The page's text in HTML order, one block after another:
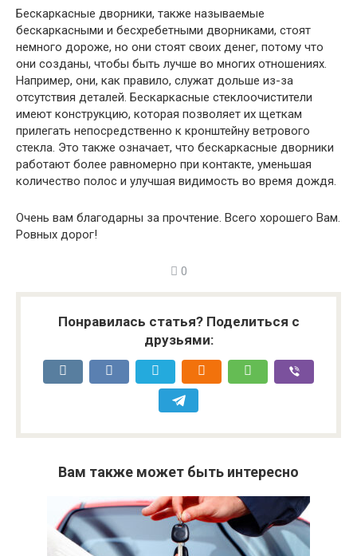
Бескаркасные дворники, также называемые
бескаркасными и бесхребетными дворниками, стоят
немного дороже, но они стоят своих денег, потому что
они созданы, чтобы быть лучше во многих отношениях.
Например, они, как правило, служат дольше из-за
отсутствия деталей. Бескаркасные стеклоочистители
имеют конструкцию, которая позволяет их щеткам
прилегать непосредственно к кронштейну ветрового
стекла. Это также означает, что бескаркасные дворники
работают более равномерно при контакте, уменьшая
количество полос и улучшая видимость во время дождя.
Очень вам благодарны за прочтение. Всего хорошего Вам.
Ровных дорог!
0
Понравилась статья? Поделиться с
друзьями:
Вам также может быть интересно